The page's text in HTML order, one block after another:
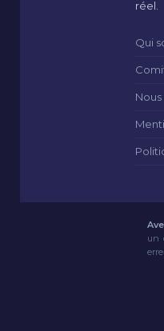
réel.
Qui
un